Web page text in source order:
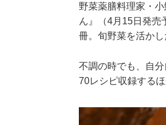
野菜薬膳料理家・
ん』（4月15日発売
冊。旬野菜を活か
不調の時でも、自
70レシピ収録する